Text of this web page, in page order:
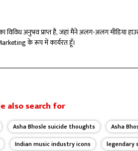
का विविध अनुभव प्राप्त है, जहां मैंने अलग-अलग
के रूप में कार्यरत हूँ।
also search for
Asha Bhosle suicide thoughts
Asha
Indian music industry icons legendary